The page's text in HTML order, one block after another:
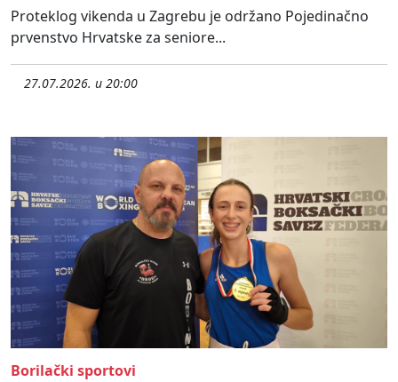
Proteklog vikenda u Zagrebu je održano Pojedinačno
prvenstvo Hrvatske za seniore...
27.07.2026. u 20:00
Borilački sportovi